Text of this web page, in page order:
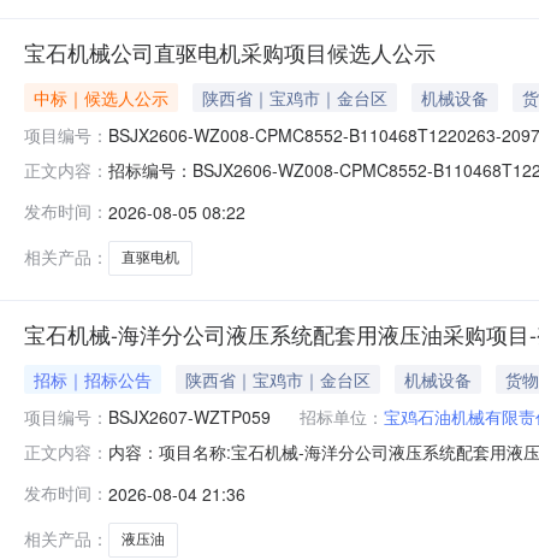
宝石机械公司直驱电机采购项目候选人公示
中标｜候选人公示 陕西省｜宝鸡市｜金台区 机械设备
项目编号： BSJX2606-WZ008-CPMC8552-B110468T1220263-2097
正文内容： 招标编号：BSJX2606-WZ008-CPMC8552-
法律法规及中国石油天然气集团有限公司相关规定组织
发布时间： 2026-08-05 08:22
相关产品：
直驱电机
宝石机械-海洋分公司液压系统配套用液压油采购项目
招标｜招标公告 陕西省｜宝鸡市｜金台区 机械设备
货物
项目编号： BSJX2607-WZTP059 招标单位： 宝鸡石油机械有限
正文内容： 内容：项目名称:宝石机械-海洋分公司液压系统配套用液
09173462034其他：无1公告BSJX2607-WZTP059-宝
发布时间： 2026-08-04 21:36
相关产品：
液压油